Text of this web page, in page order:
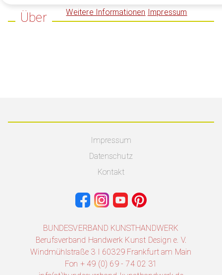
Über
Impressum
Datenschutz
Kontakt
BUNDESVERBAND KUNSTHANDWERK
Berufsverband Handwerk Kunst Design e. V.
Windmühlstraße 3 I 60329 Frankfurt am Main
Fon + 49 (0) 69 - 74 02 31
Weitere Informationen Impressum